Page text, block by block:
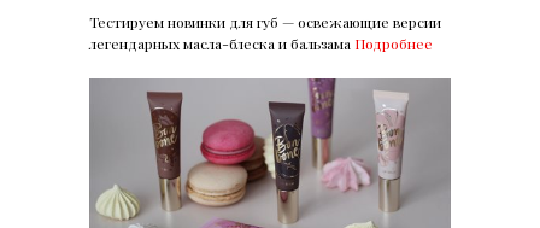
Тестируем новинки для губ — освежающие версии
легендарных масла-блеска и бальзама Подробнее